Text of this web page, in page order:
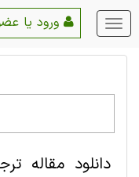
منو
اصلی
دانلود مقاله